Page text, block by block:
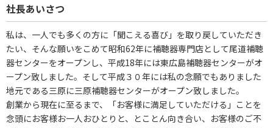
社長あいさつ
私は、一人でも多くの方に「聞こえる喜び」を取り戻していただき
たい、そんな願いをこめて昭和62年に補聴器専門店として尾道補聴
器センターをオープンし、平成18年には東広島補聴器センターがオ
ープン致しました。そして平成３０年には私の念願でもありました
地元である三原に三原補聴器センターがオープン致しました。
創業から現在に至るまで、「お客様に満足していただける」ことを
念頭にお客様お一人おひとりと、とことん向き合い、お客様のご不